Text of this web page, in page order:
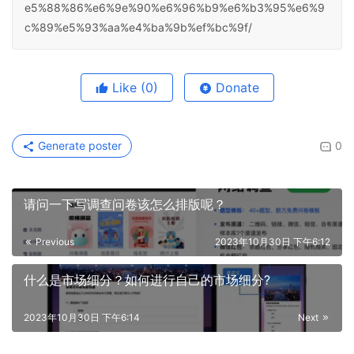
e5%88%86%e6%9e%90%e6%96%b9%e6%b3%95%e6%9
c%89%e5%93%aa%e4%ba%9b%ef%bc%9f/
Like (0) Donate
0
Generate poster
请问一下写调查问卷该怎么排版呢？
Previous 2023年10月30日 下午6:12
什么是市场细分？如何进行自己的市场细分?
Next
2023年10月30日 下午6:14